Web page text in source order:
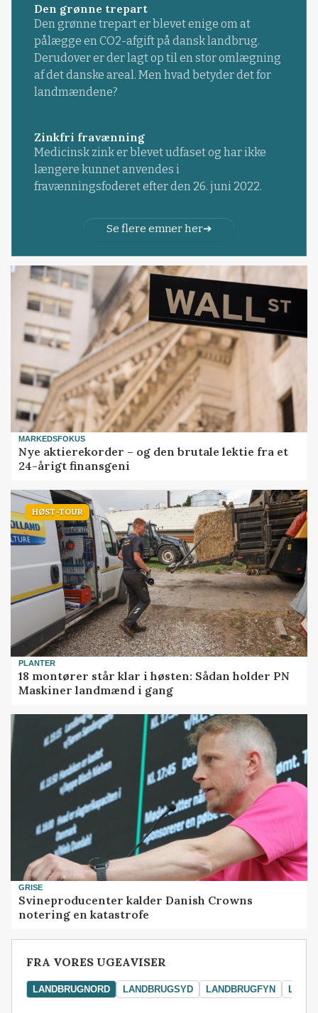
Den grønne trepart
Den grønne trepart er blevet enige om at
pålægge en CO2-afgift på dansk landbrug.
Derudover er der lagt op til en stor omlægning
af det danske areal. Men hvad betyder det for
landmændene?
Zinkfri fravænning
Medicinsk zink er blevet udfaset og har ikke
længere kunnet anvendes i
fravænningsfoderet efter den 26. juni 2022.
Se flere emner her
MARKEDSFOKUS
Nye aktierekorder – og den brutale lektie fra et
24-årigt finansgeni
HØST-TOUR
PLANTER
18 montører står klar i høsten: Sådan holder PN
Maskiner landmænd i gang
GRISE
Svineproducenter kalder Danish Crowns
notering en katastrofe
FRA VORES UGEAVISER
LANDBRUGNORD LANDBRUGSYD LANDBRUGFYN